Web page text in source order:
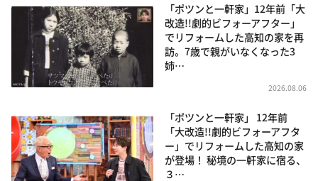
「ポツンと一軒家」12年前「大
改造!!劇的ビフォーアフター」
でリフォームした高知の家を再
訪。7歳で親がいなくなった3
姉…
2026.08.06
「ポツンと一軒家」 12年前
「大改造!!劇的ビフォーアフタ
ー」でリフォームした高知の家
が登場！ 秘境の一軒家に宿る、
３…